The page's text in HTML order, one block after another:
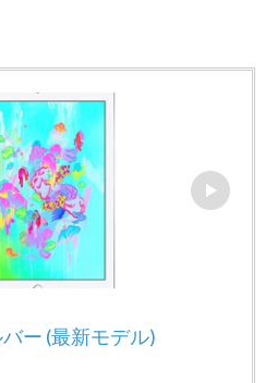
ー (最新モデル)